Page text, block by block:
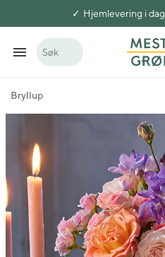
Hjemlevering i dag
Søk
Bryllup